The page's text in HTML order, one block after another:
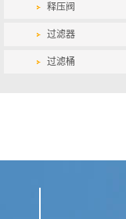
释压阀
过滤器
过滤桶